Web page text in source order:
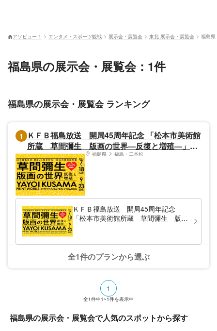
アソビュー！ エンタメ・スポーツ観戦 展示会・展覧会 東北 展示会・展覧会 福島県
福島県の展示会・展覧会：1件
福島県の展示会・展覧会 ランキング
1
ＫＦＢ福島放送 開局45周年記念 「松本市美術館
所蔵 草間彌生 版画の世界―反復と増殖―」
（福島県立美術館）福島県 福島・二本松
ＫＦＢ福島放送 開局45周年記念
「松本市美術館所蔵 草間彌生 版画
全1件のプランから選ぶ
1
全1件中1~1件を表示中
福島県の展示会・展覧会で人気のスポットから探す